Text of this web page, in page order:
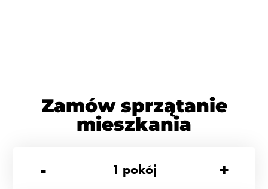
Zamów sprzątanie
mieszkania
-
1 pokój +